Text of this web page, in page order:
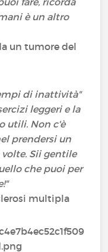
è un altro
un tumore del
di inattività"
leggeri e la
utili. Non c'è
prendersi un
Sii gentile
che puoi per
multipla